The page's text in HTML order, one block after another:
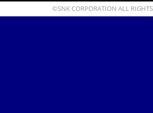
©SNK CORPORATION ALL RIGHTS